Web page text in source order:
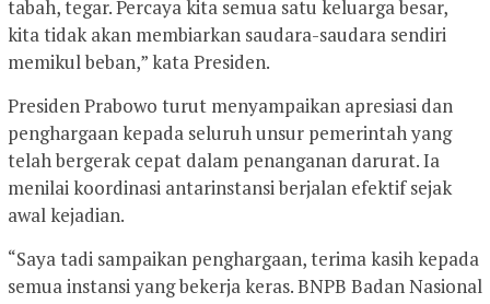
tabah, tegar. Percaya kita semua satu keluarga besar,
kita tidak akan membiarkan saudara-saudara sendiri
memikul beban,” kata Presiden.
Presiden Prabowo turut menyampaikan apresiasi dan
penghargaan kepada seluruh unsur pemerintah yang
telah bergerak cepat dalam penanganan darurat. Ia
menilai koordinasi antarinstansi berjalan efektif sejak
awal kejadian.
“Saya tadi sampaikan penghargaan, terima kasih kepada
semua instansi yang bekerja keras. BNPB Badan Nasional